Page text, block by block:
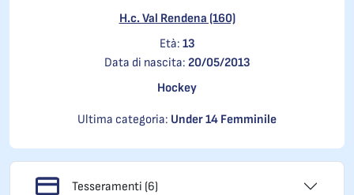
H.c. Val Rendena (160)
Età: 13
Data di nascita: 20/05/2013
Hockey
Ultima categoria: Under 14 Femminile
Tesseramenti (6)